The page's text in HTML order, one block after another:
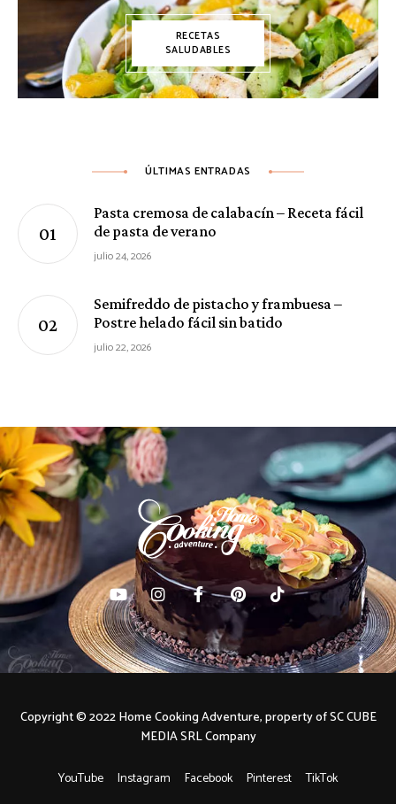
RECETAS
SALUDABLES
ÚLTIMAS ENTRADAS
Pasta cremosa de calabacín – Receta fácil
de pasta de verano
julio 24, 2026
Semifreddo de pistacho y frambuesa –
Postre helado fácil sin batido
julio 22, 2026
YouTube Instagram Facebook Pinterest TikTok
Copyright © 2022 Home Cooking Adventure, property of SC CUBE
MEDIA SRL Company